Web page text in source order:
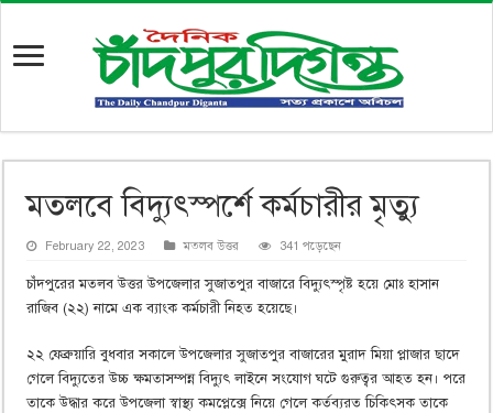
মতলবে বিদ্যুৎস্পর্শে কর্মচারীর মৃত্যু
February 22, 2023 মতলব উত্তর 341 পড়েছেন
চাঁদপুরের মতলব উত্তর উপজেলার সুজাতপুর বাজারে বিদ্যুৎস্পৃষ্ট হয়ে মোঃ হাসান
রাজিব (২২) নামে এক ব্যাংক কর্মচারী নিহত হয়েছে।
২২ ফেব্রুয়ারি বুধবার সকালে উপজেলার সুজাতপুর বাজারের মুরাদ মিয়া প্লাজার ছাদে
গেলে বিদ্যুতের উচ্চ ক্ষমতাসম্পন্ন বিদ্যুৎ লাইনে সংযোগ ঘটে গুরুত্বর আহত হন। পরে
তাকে উদ্ধার করে উপজেলা স্বাস্থ্য কমপ্লেক্সে নিয়ে গেলে কর্তব্যরত চিকিৎসক তাকে